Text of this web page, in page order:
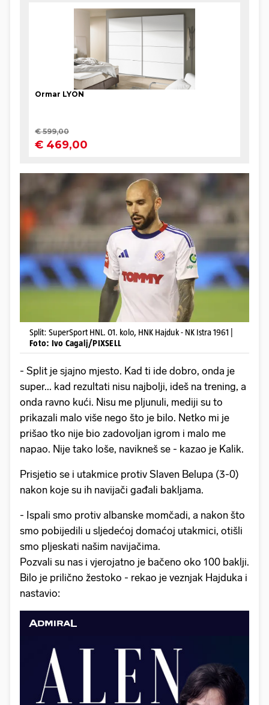
Split: SuperSport HNL. 01. kolo, HNK Hajduk - NK Istra 1961 |
Foto: Ivo Cagalj/PIXSELL
- Split je sjajno mjesto. Kad ti ide dobro, onda je
super... kad rezultati nisu najbolji, ideš na trening, a
onda ravno kući. Nisu me pljunuli, mediji su to
prikazali malo više nego što je bilo. Netko mi je
prišao tko nije bio zadovoljan igrom i malo me
napao. Nije tako loše, navikneš se - kazao je Kalik.
Prisjetio se i utakmice protiv Slaven Belupa (3-0)
nakon koje su ih navijači gađali bakljama.
- Ispali smo protiv albanske momčadi, a nakon što
smo pobijedili u sljedećoj domaćoj utakmici, otišli
smo pljeskati našim navijačima.
Pozvali su nas i vjerojatno je bačeno oko 100 baklji.
Bilo je prilično žestoko - rekao je veznjak Hajduka i
nastavio: